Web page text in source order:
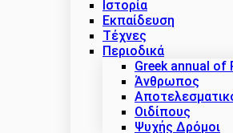
Ιστορία
Εκπαίδευση
Τέχνες
Περιοδικά
Greek annual of
Άνθρωπος
Οιδίπους
Ψυχής Δρόμοι